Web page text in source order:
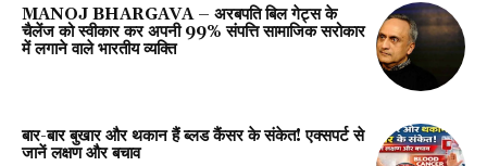
MANOJ BHARGAVA – अरबपति बिल गेट्स के
चैलेंज को स्वीकार कर अपनी 99% संपत्ति सामाजिक सरोकार
में लगाने वाले भारतीय व्यक्ति
बार-बार बुखार और थकान हैं ब्लड कैंसर के संकेत! एक्सपर्ट से
जानें लक्षण और बचाव